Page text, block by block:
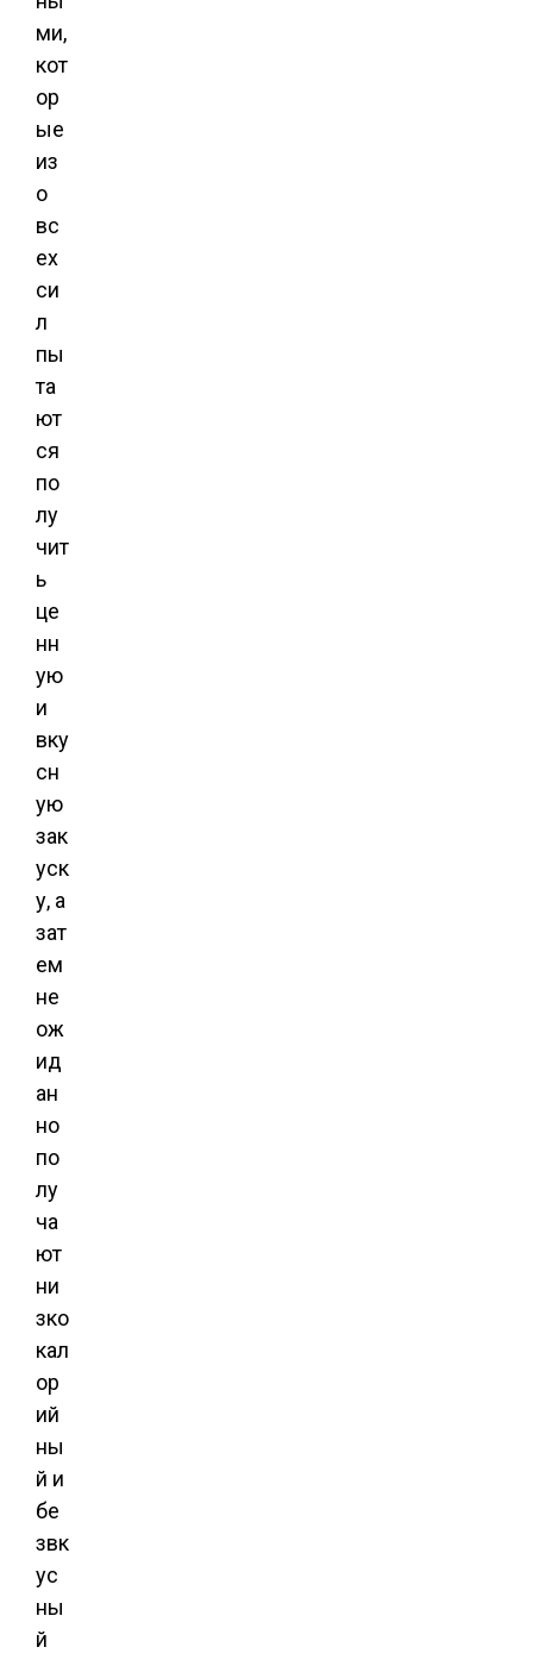
ми,
кот
ор
ые
из
о
вс
ех
си
л
пы
та
ют
ся
по
лу
чит
ь
це
нн
ую
и
вку
сн
ую
зак
уск
у, а
зат
ем
не
ож
ид
ан
но
по
лу
ча
ют
ни
зко
кал
ор
ий
ны
й и
бе
звк
ус
ны
й